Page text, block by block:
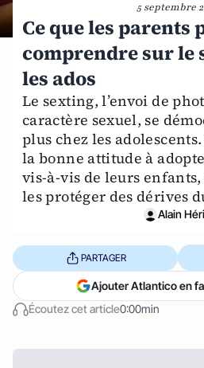
5 septembre
Ce que les parents
comprendre sur le
les ados
Le sexting, l’envoi de
caractère sexuel, se
plus chez les
la bonne attitude à
vis-à-vis de leurs
les protéger des dérives
Alain
Écoutez cet article0:00min
PARTAGER
Ajouter Atlantico en